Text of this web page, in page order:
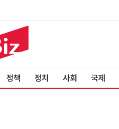
정책 정치 사회 국제